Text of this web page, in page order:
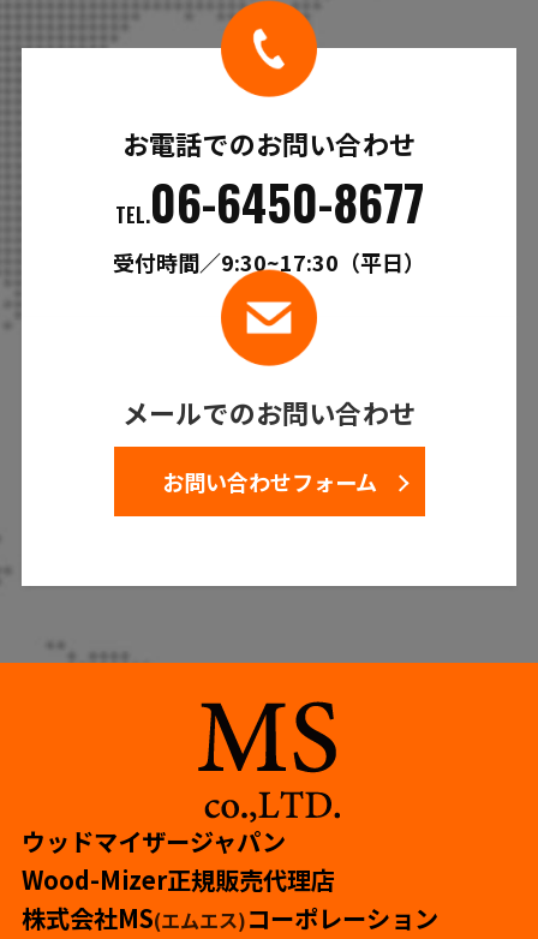
お電話でのお問い合わせ
TEL.06-6450-8677
受付時間／9:30~17:30（平日）
メールでのお問い合わせ
お問い合わせフォーム
ウッドマイザージャパン
Wood-Mizer正規販売代理店
株式会社MS(エムエス)コーポレーション